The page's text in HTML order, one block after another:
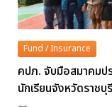
Fund / Insurance
คปภ. จับมือสมาคมป
นักเรียนจังหวัดราชบุรี